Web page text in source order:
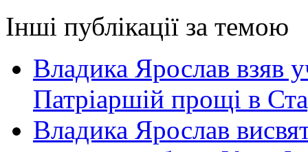
Інші публікації за темою
Владика Ярослав взяв
Патріаршій прощі в
Владика Ярослав